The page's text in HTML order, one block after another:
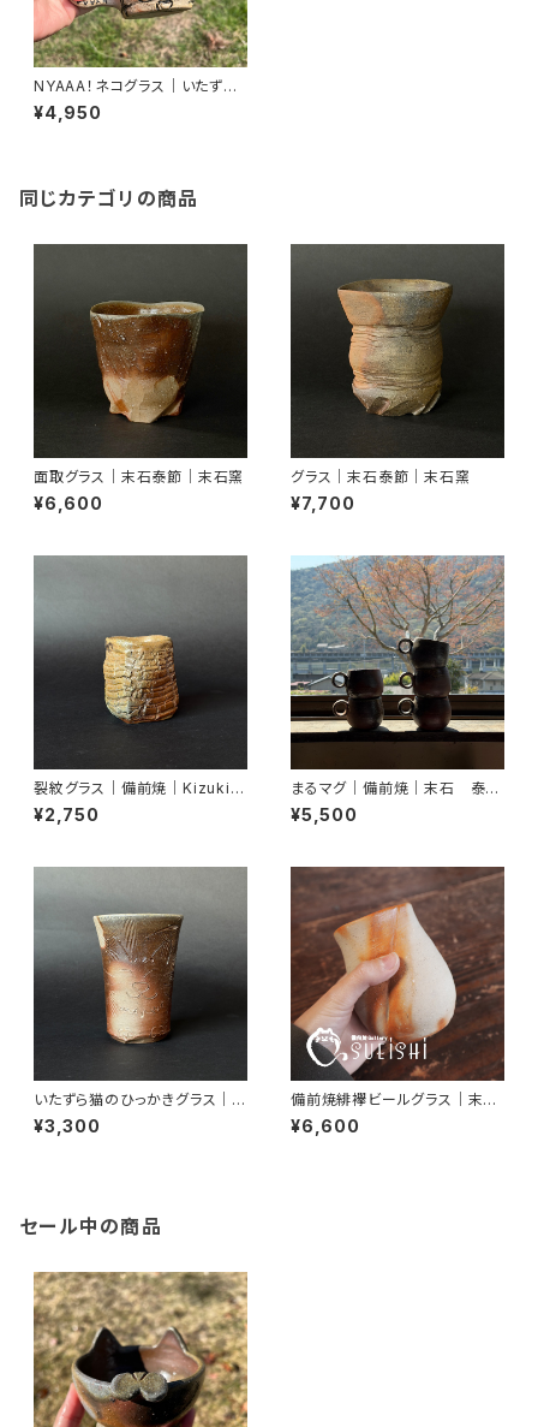
NYAAA！ネコグラス｜いたずら
猫のラクガキシリーズ
¥4,950
同じカテゴリの商品
面取グラス｜末石泰節｜末石窯
¥6,600
グラス｜末石泰節｜末石窯
¥7,700
裂紋グラス｜備前焼｜Kizuki
Miyako｜末石窯
¥2,750
まるマグ｜備前焼｜末石 泰節
｜末石窯
¥5,500
いたずら猫のひっかきグラス｜備
前焼｜Kizuki Miyako｜末石
窯
¥3,300
備前焼緋襷ビールグラス｜末石
泰節｜末石窯
¥6,600
セール中の商品